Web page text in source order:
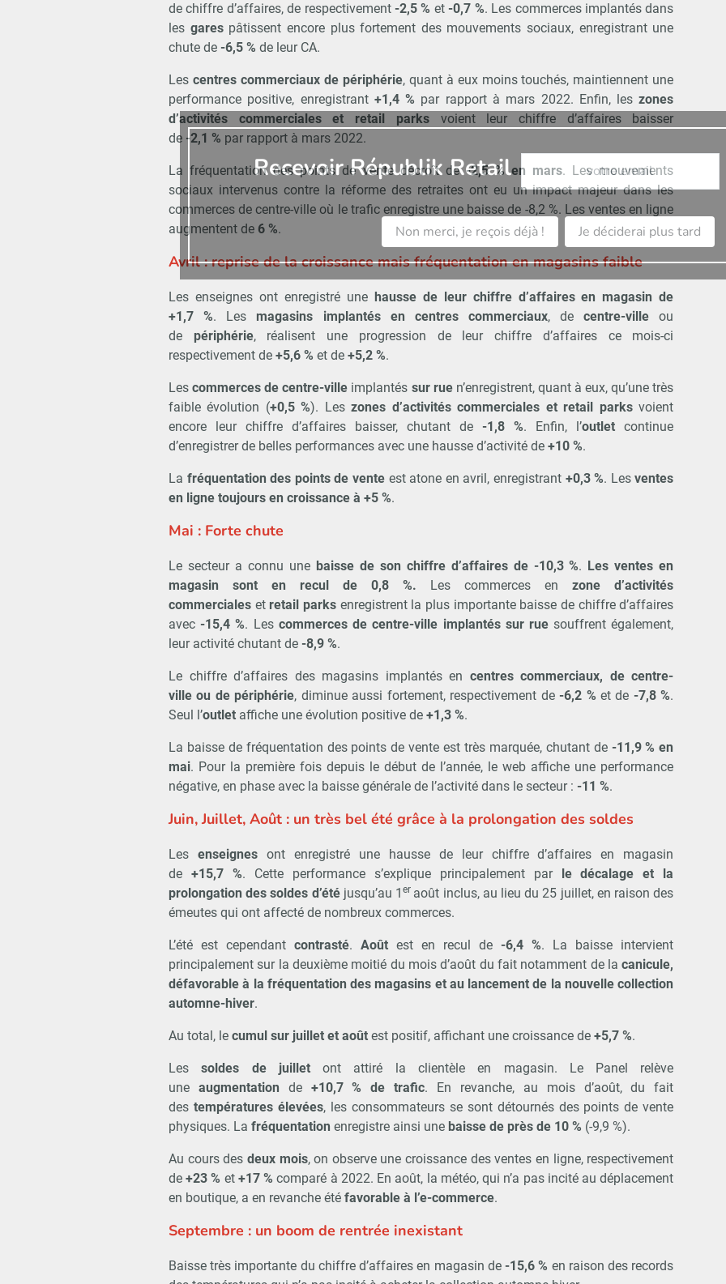
de chiffre d’affaires, de respectivement-2,5 % et-0,7 %. Les commerces implantés dans
les garespâtissent encore plus fortement des mouvements sociaux, enregistrant une
chute de -6,5 % de leur CA.
Les centres commerciaux de périphérie, quant à eux moins touchés, maintiennent une
performance positive, enregistrant+1,4 % par rapport à mars 2022. Enfin, leszones
d’activités commerciales et retail parksvoient leur chiffre d’affaires baisser
de -2,1 % par rapport à mars 2022.
La fréquentation des points de vente décroît de-2,5 % en mars. Les mouvements
sociaux intervenus contre la réforme des retraites ont eu un impact majeur dans les
commerces de centre-ville où le trafic enregistre une baisse de -8,2 %. Les ventes en ligne
augmentent de 6 %.
Avril : reprise de la croissance mais fréquentation en magasins faible
Les enseignes ont enregistré une hausse de leur chiffre d’affaires en magasin de
+1,7 %. Les magasins implantés en centres commerciaux, decentre-ville ou
de périphérie, réalisent une progression de leur chiffre d’affaires ce mois-ci
respectivement de +5,6 % et de +5,2 %.
Lescommerces de centre-ville implantés sur ruen’enregistrent, quant à eux, qu’une très
faible évolution (+0,5 %). Leszones d’activités commerciales et retail parksvoient
encore leur chiffre d’affaires baisser, chutant de-1,8 %. Enfin, l’outlet continue
d’enregistrer de belles performances avec une hausse d’activité de +10 %.
La fréquentation des points de vente est atone en avril, enregistrant +0,3 %. Lesventes
en ligne toujours en croissance à +5 %.
Mai : Forte chute
Le secteur a connu une baisse de son chiffre d’affaires de -10,3 %. Les ventes en
magasin sont en recul de 0,8 %. Les commerces enzone d’activités
commerciales et retail parks enregistrent la plus importante baisse de chiffre d’affaires
avec-15,4 %. Les commerces de centre-ville implantés sur ruesouffrent également,
leur activité chutant de -8,9 %.
Le chiffre d’affaires des magasins implantés en centres commerciaux, de centre-
ville ou de périphérie, diminue aussi fortement, respectivement de-6,2 % et de -7,8 %.
Seul l’outlet affiche une évolution positive de +1,3 %.
La baisse de fréquentation des points de vente est très marquée, chutant de -11,9 % en
mai. Pour la première fois depuis le début de l’année, le web affiche une performance
négative, en phase avec la baisse générale de l’activité dans le secteur : -11 %.
Juin, Juillet, Août : un très bel été grâce à la prolongation des soldes
Les enseignes ont enregistré une hausse de leur chiffre d’affaires en magasin
de +15,7 %. Cette performance s’explique principalement par le décalage et la
prolongation des soldes d’étéjusqu’au 1er août inclus, au lieu du 25 juillet, en raison des
émeutes qui ont affecté de nombreux commerces.
L’été est cependantcontrasté.Août est en recul de-6,4 %. La baisse intervient
principalement sur la deuxième moitié du mois d’août du fait notamment de lacanicule,
défavorable à la fréquentation des magasins et au lancement de la nouvelle collection
automne-hiver.
Au total, le cumul sur juillet et août est positif, affichant une croissance de +5,7 %.
Lessoldes de juilletont attiré la clientèle en magasin. Le Panel relève
une augmentation de +10,7 % de trafic. En revanche, au mois d’août, du fait
des températures élevées, les consommateurs se sont détournés des points de vente
physiques. La fréquentation enregistre ainsi une baisse de près de 10 % (-9,9 %).
Au cours des deux mois, on observe une croissance des ventes en ligne, respectivement
de+23 % et +17 % comparé à 2022. En août, la météo, qui n’a pas incité au déplacement
en boutique, a en revanche été favorable à l’e-commerce.
Septembre : un boom de rentrée inexistant
Baisse très importante du chiffre d’affaires en magasin de-15,6 % en raison des records
Recevoir Républik Retail Abonnez-vous à notre
Non merci, je reçois déjà ! Je déciderai plus tard